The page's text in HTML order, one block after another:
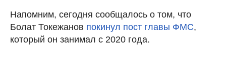
Напомним, сегодня сообщалось о том, что
Болат Токежанов покинул пост главы ФМС,
который он занимал с 2020 года.